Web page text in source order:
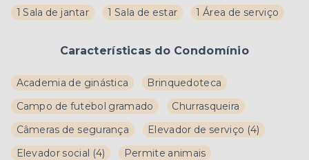
1 Sala de jantar
1 Sala de estar 1 Área de serviço
Características do Condomínio
Academia de ginástica
Brinquedoteca
Campo de futebol gramado
Churrasqueira
Câmeras de segurança
Elevador de serviço (4)
Elevador social (4)
Permite animais